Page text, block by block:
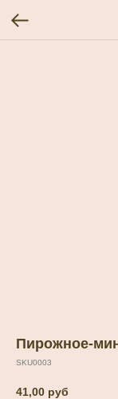
Пирожное-
SKU0003
41,00 руб